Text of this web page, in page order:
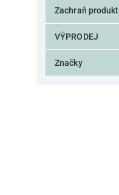
Zachraň produkt
VÝPRODEJ
Značky